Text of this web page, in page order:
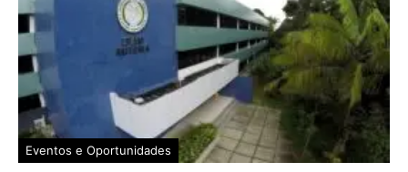
Eventos e Oportunidades